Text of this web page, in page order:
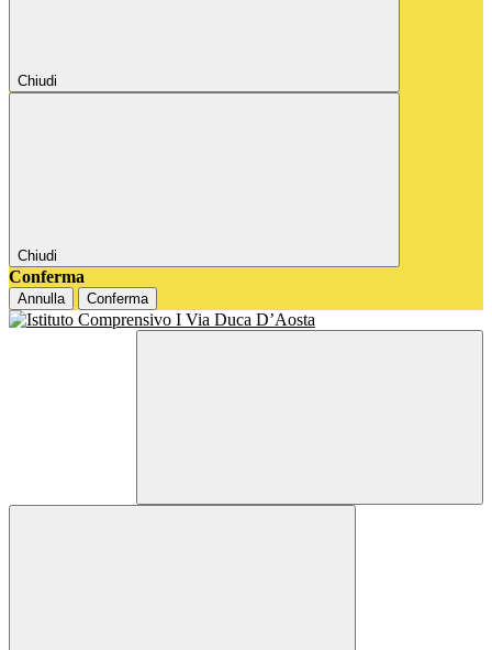
Chiudi
Chiudi
Conferma
Annulla Conferma